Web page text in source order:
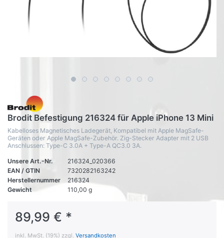
Brodit Befestigung 216324 für Apple iPhone 13 Mini
Kabelloses Magnetisches Ladegerät, Kompatibel mit Apple MagSafe-
Geräten oder Apple MagSafe-Zubehör. Zig-Stecker Adapter mit 2 USB
Anschlussen: Type-C 3.0A + Type-A QC3.0 3A.
Unsere Art.-Nr.
216324_020366
EAN / GTIN
7320282163242
Herstellernummer
216324
Gewicht
110,00 g
89,99 € *
inkl. MwSt. (19%) zzgl. Versandkosten